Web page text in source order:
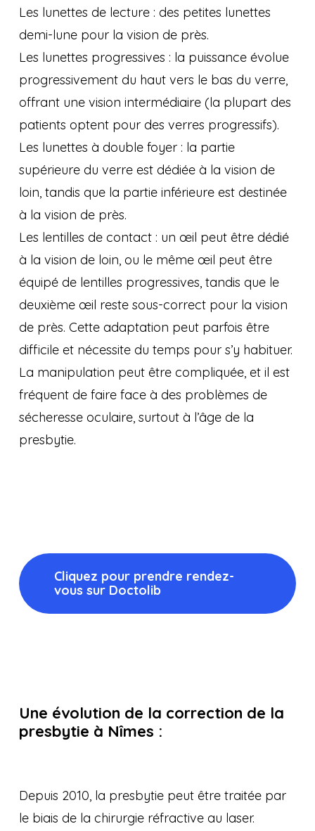
Les lunettes de lecture : des petites lunettes
demi-lune pour la vision de près.
Les lunettes progressives : la puissance évolue
progressivement du haut vers le bas du verre,
offrant une vision intermédiaire (la plupart des
patients optent pour des verres progressifs).
Les lunettes à double foyer : la partie
supérieure du verre est dédiée à la vision de
loin, tandis que la partie inférieure est destinée
à la vision de près.
Les lentilles de contact : un œil peut être dédié
à la vision de loin, ou le même œil peut être
équipé de lentilles progressives, tandis que le
deuxième œil reste sous-correct pour la vision
de près. Cette adaptation peut parfois être
difficile et nécessite du temps pour s’y habituer.
La manipulation peut être compliquée, et il est
fréquent de faire face à des problèmes de
sécheresse oculaire, surtout à l’âge de la
presbytie.
Cliquez pour prendre rendez-
vous sur Doctolib
Une évolution de la correction de la
presbytie à Nîmes :
Depuis 2010, la presbytie peut être traitée par
le biais de la chirurgie réfractive au laser.